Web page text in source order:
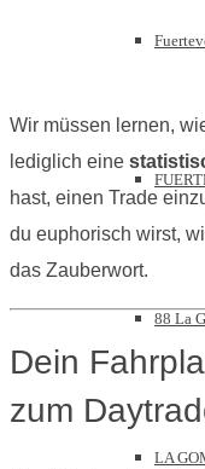
88 La
LA
Wir müssen lernen,
lediglich eine
hast, einen Trade
du euphorisch wirst,
das Zauberwort.
Dein
zum